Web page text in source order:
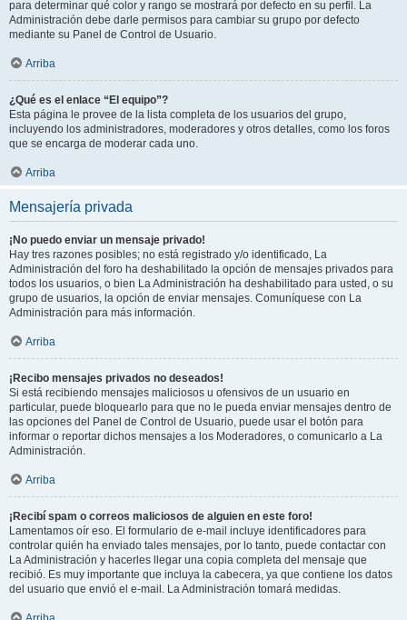
para determinar qué color y rango se mostrará por defecto en su perfil. La
Administración debe darle permisos para cambiar su grupo por defecto
mediante su Panel de Control de Usuario.
Arriba
¿Qué es el enlace “El equipo”?
Esta página le provee de la lista completa de los usuarios del grupo,
incluyendo los administradores, moderadores y otros detalles, como los foros
que se encarga de moderar cada uno.
Arriba
Mensajería privada
¡No puedo enviar un mensaje privado!
Hay tres razones posibles; no está registrado y/o identificado, La
Administración del foro ha deshabilitado la opción de mensajes privados para
todos los usuarios, o bien La Administración ha deshabilitado para usted, o su
grupo de usuarios, la opción de enviar mensajes. Comuníquese con La
Administración para más información.
Arriba
¡Recibo mensajes privados no deseados!
Si está recibiendo mensajes maliciosos u ofensivos de un usuario en
particular, puede bloquearlo para que no le pueda enviar mensajes dentro de
las opciones del Panel de Control de Usuario, puede usar el botón para
informar o reportar dichos mensajes a los Moderadores, o comunicarlo a La
Administración.
Arriba
¡Recibí spam o correos maliciosos de alguien en este foro!
Lamentamos oír eso. El formulario de e-mail incluye identificadores para
controlar quién ha enviado tales mensajes, por lo tanto, puede contactar con
La Administración y hacerles llegar una copia completa del mensaje que
recibió. Es muy importante que incluya la cabecera, ya que contiene los datos
del usuario que envió el e-mail. La Administración tomará medidas.